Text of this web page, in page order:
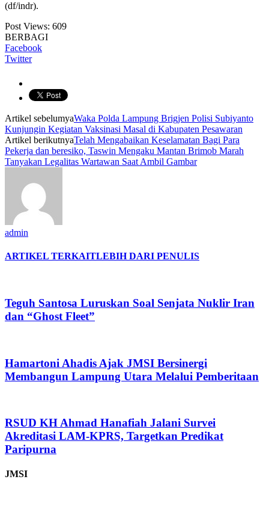
(df/indr).
Post Views: 609
BERBAGI
Facebook
Twitter
Artikel sebelumyaWaka Polda Lampung Brigjen Polisi Subiyanto
Kunjungin Kegiatan Vaksinasi Masal di Kabupaten Pesawaran
Artikel berikutnyaTelah Mengabaikan Keselamatan Bagi Para
Pekerja dan beresiko, Taswin Mengaku Mantan Brimob Marah
Tanyakan Legalitas Wartawan Saat Ambil Gambar
admin
ARTIKEL TERKAITLEBIH DARI PENULIS
Teguh Santosa Luruskan Soal Senjata Nuklir Iran
dan “Ghost Fleet”
Hamartoni Ahadis Ajak JMSI Bersinergi
Membangun Lampung Utara Melalui Pemberitaan
RSUD KH Ahmad Hanafiah Jalani Survei
Akreditasi LAM-KPRS, Targetkan Predikat
Paripurna
JMSI